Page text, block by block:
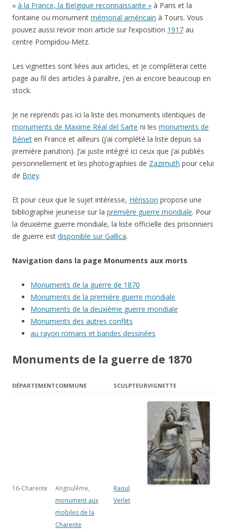
« à la France, la Belgique reconnaissante » à Paris et la
fontaine ou monument mémorial américain à Tours. Vous
pouvez aussi revoir mon article sur l’exposition 1917 au
centre Pompidou-Metz.
Les vignettes sont liées aux articles, et je complèterai cette
page au fil des articles à paraître, j’en ai encore beaucoup en
stock.
Je ne reprends pas ici la liste des monuments identiques de
monuments de Maxime Réal del Sarte ni les monuments de
Bénet en France et ailleurs (j’ai complété la liste depuis sa
première parution). J’ai juste intégré ici ceux que j’ai publiés
personnellement et les photographies de Zazimuth pour celui
de Briey.
Et pour ceux que le sujet intéresse, Hérisson propose une
bibliographie jeunesse sur la première guerre mondiale. Pour
la deuxième guerre mondiale, la liste officielle des prisonniers
de guerre est disponible sur Gallica.
Navigation dans la page Monuments aux morts
Monuments de la guerre de 1870
Monuments de la première guerre mondiale
Monuments de la deuxième guerre mondiale
Monuments des autres conflits
au rayon romans et bandes dessinées
Monuments de la guerre de 1870
DÉPARTEMENTCOMMUNE SCULPTEURVIGNETTE
16-Charente
Angoulême,
monument aux
mobiles de la
Charente
Raoul
Verlet